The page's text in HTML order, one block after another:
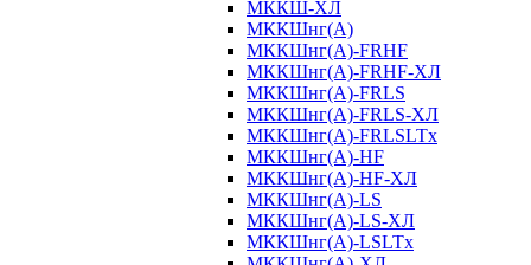
МККШ-ХЛ
МККШнг(А)
МККШнг(А)-FRHF
МККШнг(А)-FRHF-ХЛ
МККШнг(А)-FRLS
МККШнг(А)-FRLS-ХЛ
МККШнг(А)-FRLSLTx
МККШнг(А)-HF
МККШнг(А)-HF-ХЛ
МККШнг(А)-LS
МККШнг(А)-LS-ХЛ
МККШнг(А)-LSLTx